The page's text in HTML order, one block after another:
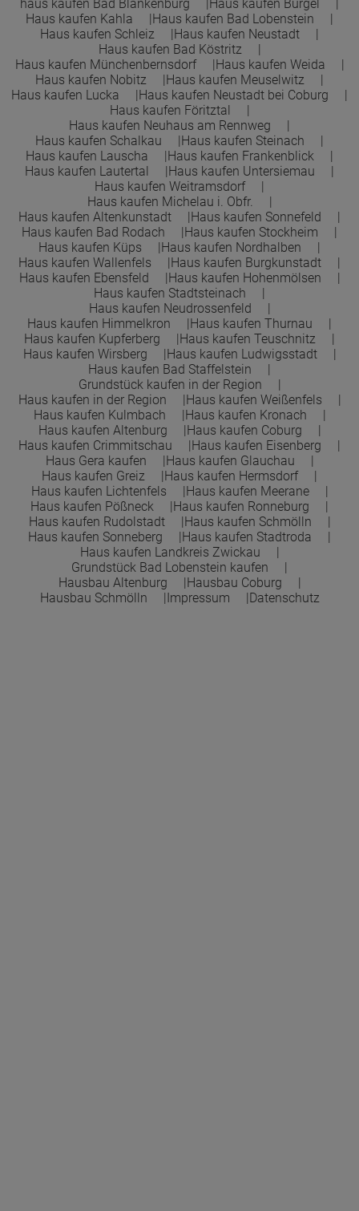
haus kaufen Bad Blankenburg
Haus kaufen Bürgel
Haus kaufen Kahla
Haus kaufen Bad Lobenstein
Haus kaufen Schleiz
Haus kaufen Neustadt
Haus kaufen Bad Köstritz
Haus kaufen Münchenbernsdorf
Haus kaufen Weida
Haus kaufen Nobitz
Haus kaufen Meuselwitz
Haus kaufen Lucka
Haus kaufen Neustadt bei Coburg
Haus kaufen Föritztal
Haus kaufen Neuhaus am Rennweg
Haus kaufen Schalkau
Haus kaufen Steinach
Haus kaufen Lauscha
Haus kaufen Frankenblick
Haus kaufen Lautertal
Haus kaufen Untersiemau
Haus kaufen Weitramsdorf
Haus kaufen Michelau i. Obfr.
Haus kaufen Altenkunstadt
Haus kaufen Sonnefeld
Haus kaufen Bad Rodach
Haus kaufen Stockheim
Haus kaufen Küps
Haus kaufen Nordhalben
Haus kaufen Wallenfels
Haus kaufen Burgkunstadt
Haus kaufen Ebensfeld
Haus kaufen Hohenmölsen
Haus kaufen Stadtsteinach
Haus kaufen Neudrossenfeld
Haus kaufen Himmelkron
Haus kaufen Thurnau
Haus kaufen Kupferberg
Haus kaufen Teuschnitz
Haus kaufen Wirsberg
Haus kaufen Ludwigsstadt
Haus kaufen Bad Staffelstein
Grundstück kaufen in der Region
Haus kaufen in der Region
Haus kaufen Weißenfels
Haus kaufen Kulmbach
Haus kaufen Kronach
Haus kaufen Altenburg
Haus kaufen Coburg
Haus kaufen Crimmitschau
Haus kaufen Eisenberg
Haus Gera kaufen
Haus kaufen Glauchau
Haus kaufen Greiz
Haus kaufen Hermsdorf
Haus kaufen Lichtenfels
Haus kaufen Meerane
Haus kaufen Pößneck
Haus kaufen Ronneburg
Haus kaufen Rudolstadt
Haus kaufen Schmölln
Haus kaufen Sonneberg
Haus kaufen Stadtroda
Haus kaufen Landkreis Zwickau
Grundstück Bad Lobenstein kaufen
Hausbau Altenburg
Hausbau Coburg
Hausbau Schmölln
Impressum Datenschutz